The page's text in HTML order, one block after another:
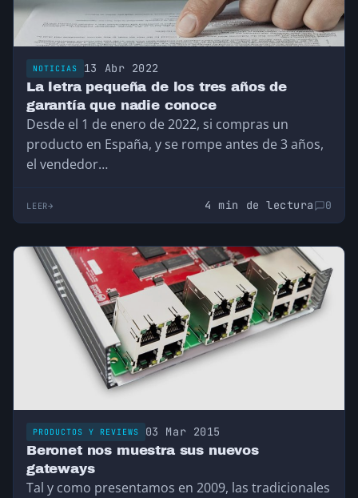
NOTICIAS 13 Abr 2022
La letra pequeña de los tres años de
garantía que nadie conoce
Desde el 1 de enero de 2022, si compras un
producto en España, y se rompe antes de 3 años,
el vendedor…
LEER 4 min de lectura 0
PRODUCTOS Y REVIEWS 03 Mar 2015
Beronet nos muestra sus nuevos
gateways
Tal y como presentamos en 2009, las tradicionales